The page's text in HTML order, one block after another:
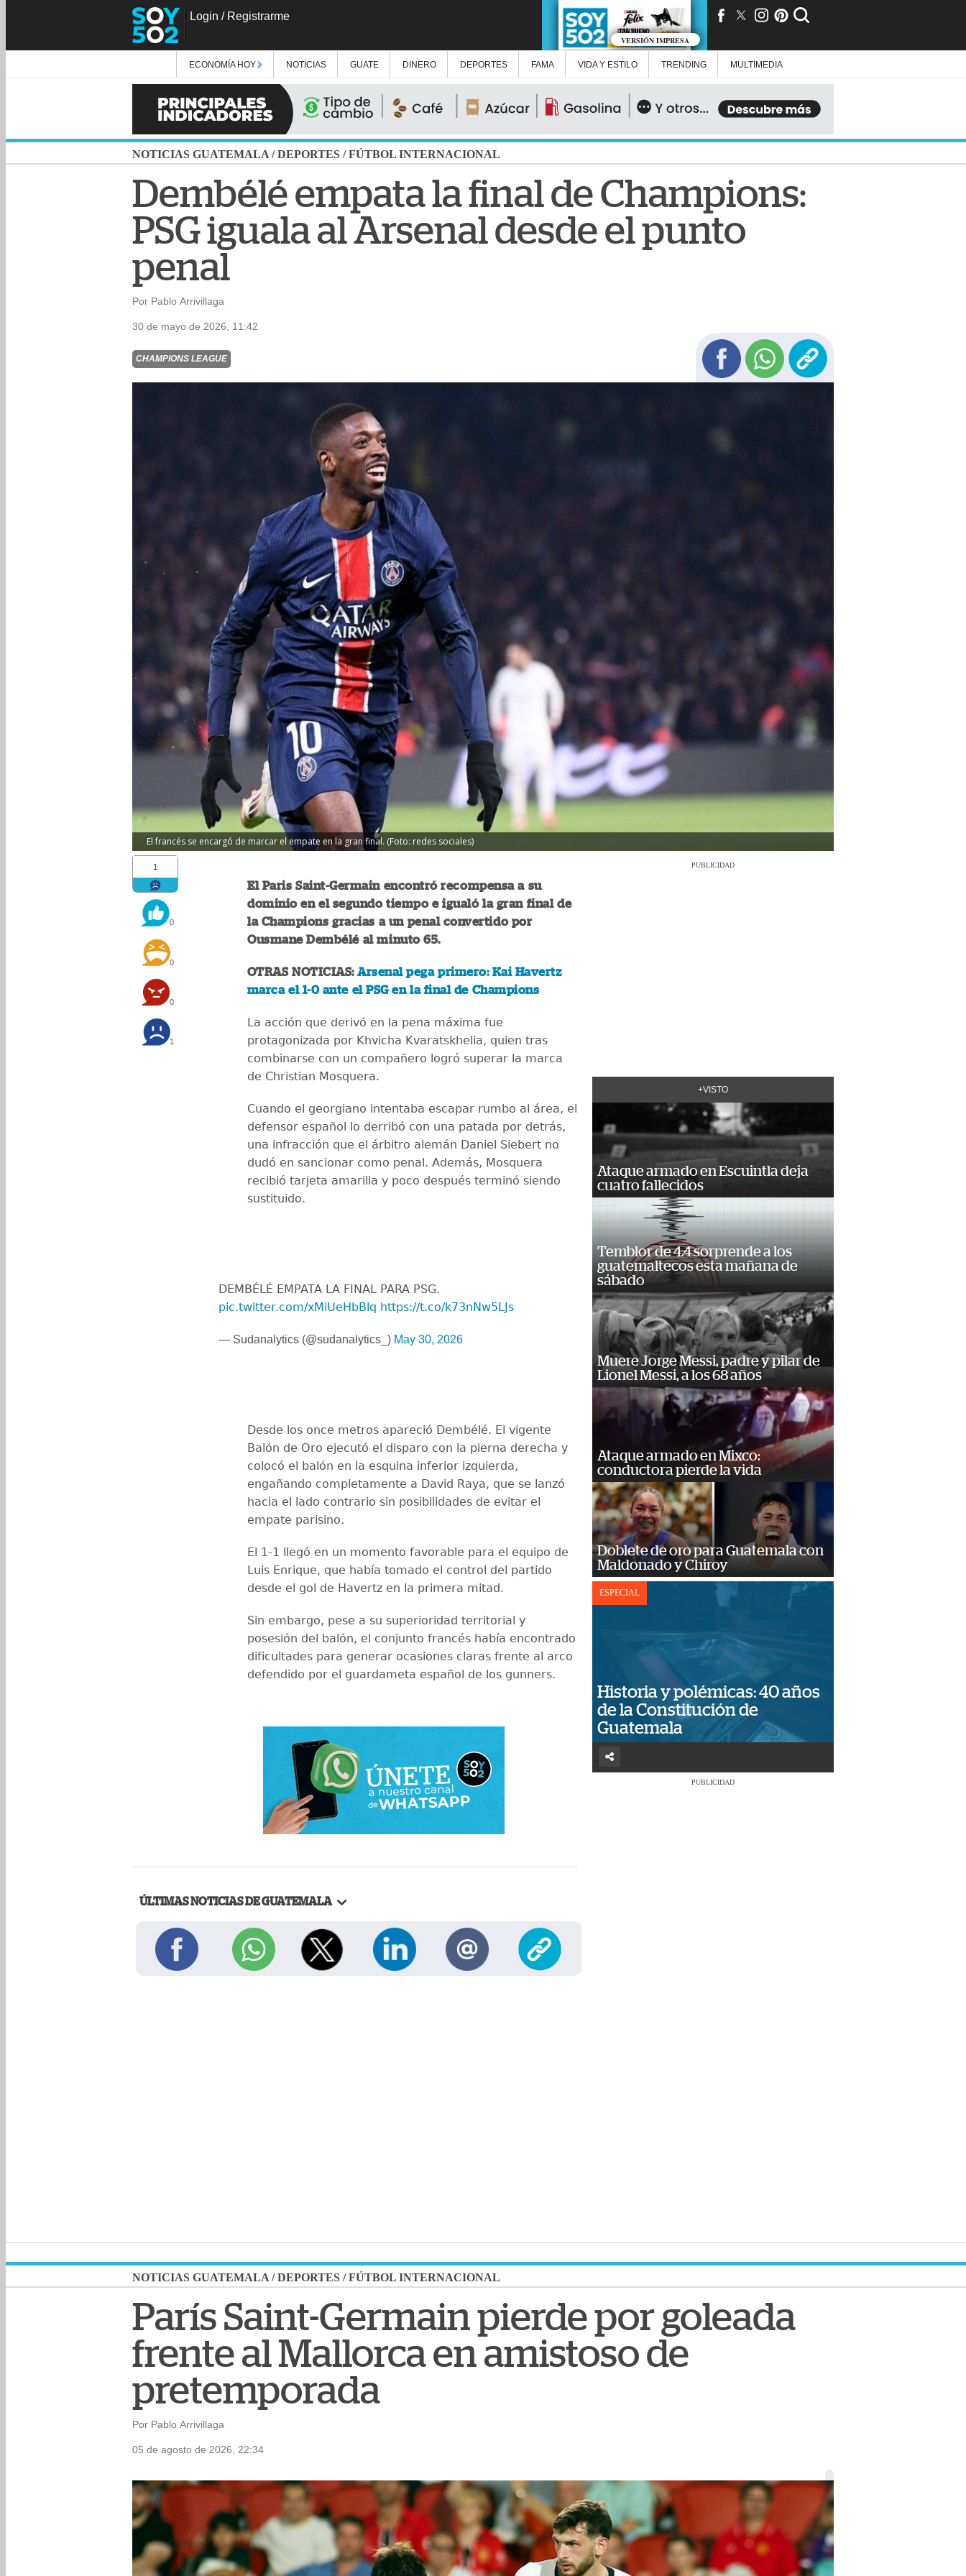
Login / Registrarme
VERSIÓN IMPRESA
ECONOMÍA HOY NOTICIAS GUATE DINERO DEPORTES FAMA VIDA Y ESTILO TRENDING MULTIMEDIA
NOTICIAS GUATEMALA /DEPORTES /FÚTBOL INTERNACIONAL
Dembélé empata la final de Champions:
PSG iguala al Arsenal desde el punto
penal
Por Pablo Arrivillaga
30 de mayo de 2026, 11:42
CHAMPIONS LEAGUE
El francés se encargó de marcar el empate en la gran final. (Foto: redes sociales)
1
0
0
0
1
El Paris Saint-Germain encontró recompensa a su
dominio en el segundo tiempo e igualó la gran final de
la Champions gracias a un penal convertido por
Ousmane Dembélé al minuto 65.
OTRAS NOTICIAS:Arsenal pega primero: Kai Havertz
marca el 1-0 ante el PSG en la final de Champions
La acción que derivó en la pena máxima fue
protagonizada por Khvicha Kvaratskhelia, quien tras
combinarse con un compañero logró superar la marca
de Christian Mosquera.
Cuando el georgiano intentaba escapar rumbo al área, el
defensor español lo derribó con una patada por detrás,
una infracción que el árbitro alemán Daniel Siebert no
dudó en sancionar como penal. Además, Mosquera
recibió tarjeta amarilla y poco después terminó siendo
sustituido.
DEMBÉLÉ EMPATA LA FINAL PARA PSG.
pic.twitter.com/xMiUeHbBlq https://t.co/k73nNw5LJs
— Sudanalytics (@sudanalytics_) May 30, 2026
Desde los once metros apareció Dembélé. El vigente
Balón de Oro ejecutó el disparo con la pierna derecha y
colocó el balón en la esquina inferior izquierda,
engañando completamente a David Raya, que se lanzó
hacia el lado contrario sin posibilidades de evitar el
empate parisino.
El 1-1 llegó en un momento favorable para el equipo de
Luis Enrique, que había tomado el control del partido
desde el gol de Havertz en la primera mitad.
Sin embargo, pese a su superioridad territorial y
posesión del balón, el conjunto francés había encontrado
dificultades para generar ocasiones claras frente al arco
defendido por el guardameta español de los gunners.
ÚLTIMAS NOTICIAS DE GUATEMALA
PUBLICIDAD
+VISTO
Ataque armado en Escuintla deja
cuatro fallecidos
Temblor de 4.4 sorprende a los
guatemaltecos esta mañana de
sábado
Muere Jorge Messi, padre y pilar de
Lionel Messi, a los 68 años
Ataque armado en Mixco:
conductora pierde la vida
Doblete de oro para Guatemala con
Maldonado y Chiroy
ESPECIAL
Historia y polémicas: 40 años
de la Constitución de
Guatemala
PUBLICIDAD
NOTICIAS GUATEMALA /DEPORTES /FÚTBOL INTERNACIONAL
París Saint-Germain pierde por goleada
frente al Mallorca en amistoso de
pretemporada
Por Pablo Arrivillaga
05 de agosto de 2026, 22:34